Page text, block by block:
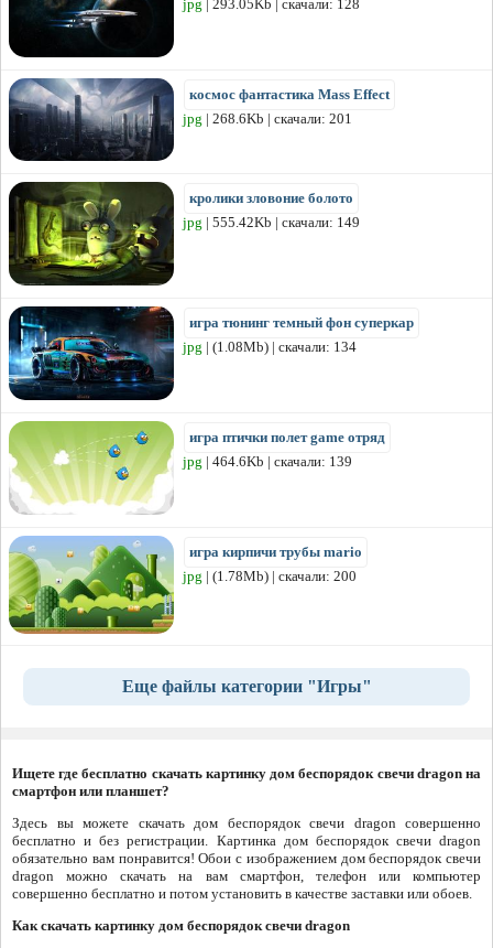
jpg | 293.05Kb | скачали: 128
космос фантастика Mass Effect
jpg | 268.6Kb | скачали: 201
кролики зловоние болото
jpg | 555.42Kb | скачали: 149
игра тюнинг темный фон суперкар
jpg | (1.08Mb) | скачали: 134
игра птички полет game отряд
jpg | 464.6Kb | скачали: 139
игра кирпичи трубы mario
jpg | (1.78Mb) | скачали: 200
Еще файлы категории "Игры"
Ищете где бесплатно скачать картинку дом беспорядок свечи dragon на
смартфон или планшет?
Здесь вы можете скачать дом беспорядок свечи dragon совершенно
бесплатно и без регистрации. Картинка дом беспорядок свечи dragon
обязательно вам понравится! Обои с изображением дом беспорядок свечи
dragon можно скачать на вам смартфон, телефон или компьютер
совершенно бесплатно и потом установить в качестве заставки или обоев.
Как скачать картинку дом беспорядок свечи dragon